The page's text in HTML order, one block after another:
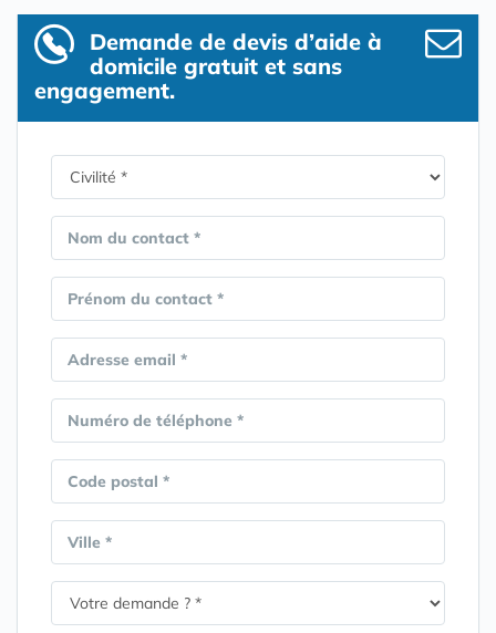
Demande de devis d’aide à
domicile gratuit et sans
engagement.
Nom du contact *
Prénom du contact *
Adresse email *
Numéro de téléphone *
Code postal *
Ville *